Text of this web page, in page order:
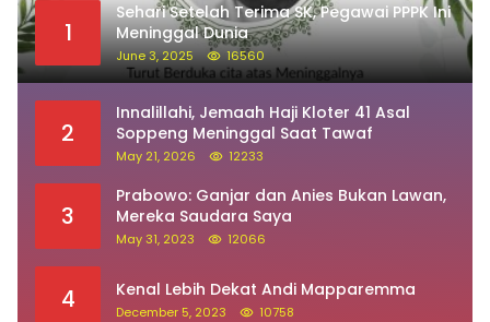
1
Sehari Setelah Terima SK, Pegawai PPPK Ini
Meninggal Dunia
June 3, 2025 16560
2
Innalillahi, Jemaah Haji Kloter 41 Asal
Soppeng Meninggal Saat Tawaf
May 21, 2026 12233
3
Prabowo: Ganjar dan Anies Bukan Lawan,
Mereka Saudara Saya
May 31, 2023 12066
4 Kenal Lebih Dekat Andi Mapparemma
December 5, 2023 10758